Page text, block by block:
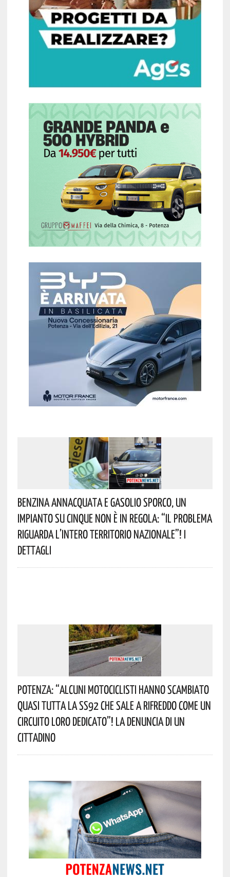
Benzina Annacquata E Gasolio Sporco, Un
Impianto Su Cinque Non È In Regola: “il Problema
Riguarda L’intero Territorio Nazionale”! I
Dettagli
Potenza: “alcuni Motociclisti Hanno Scambiato
Quasi Tutta La SS92 Che Sale A Rifreddo Come Un
Circuito Loro Dedicato”! La Denuncia Di Un
Cittadino